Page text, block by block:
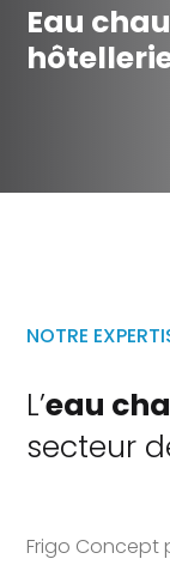
Eau
NOTRE
L’eau
secteur
Frigo Concept